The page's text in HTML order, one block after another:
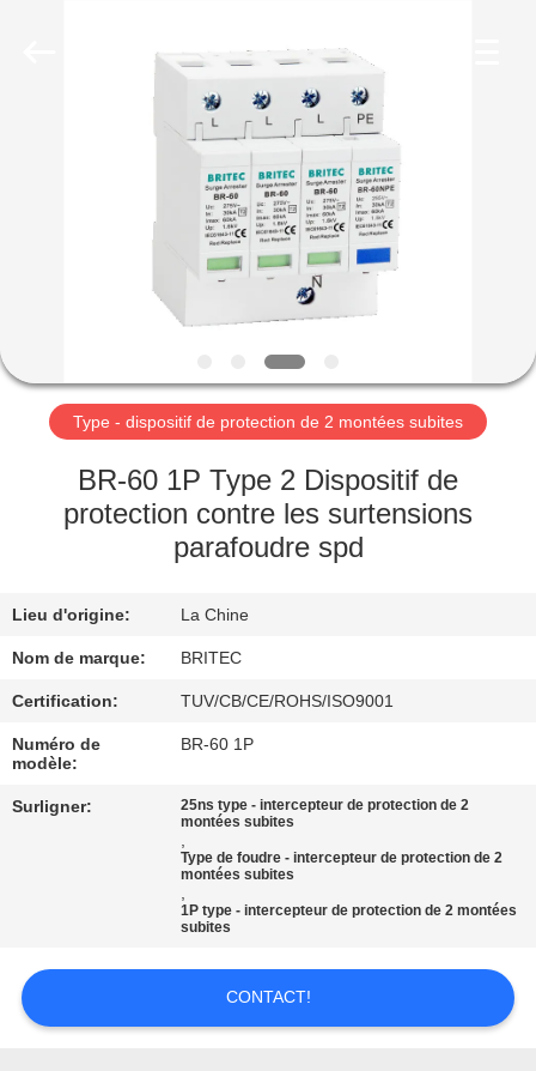
DE
NOUS
VISITE
D'USINE
DE
LA
QUALITÉ
CONTACT
NOUVELLES
LES
CAS
Type - dispositif de protection de 2 montées subites
BR-60 1P Type 2 Dispositif de
protection contre les surtensions
parafoudre spd
Lieu d'origine: La Chine
Nom de marque: BRITEC
Certification: TUV/CB/CE/ROHS/ISO9001
Numéro de
modèle:
BR-60 1P
Surligner:
25ns type - intercepteur de protection de 2
montées subites
,
Type de foudre - intercepteur de protection de 2
montées subites
,
1P type - intercepteur de protection de 2 montées
subites
CONTACT!